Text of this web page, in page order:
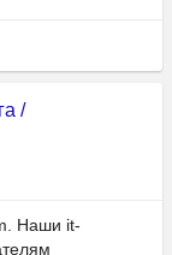
/
Наши it-